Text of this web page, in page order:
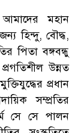
মহান
হিন্দু, বৌদ্ধ,
পিতা বঙ্গবন্ধু
উন্নত
প্রধান
সম্প্রতির
সে সে পালন